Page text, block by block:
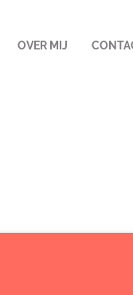
OVER MIJ